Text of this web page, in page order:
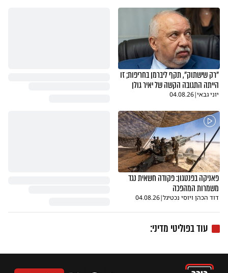
"רק שישתוק", תקף ליברמן בחריפות; זו
הייתה התגובה הקשה של יאיר גולן
יוני גבאי|
04.08.26
פאניקה בפנטגון: פקודה חשאית נגד
משמרות המהפכה
דוד הכהן ויוסי נכטיגל|
04.08.26
עוד בפוליטי מדיני: